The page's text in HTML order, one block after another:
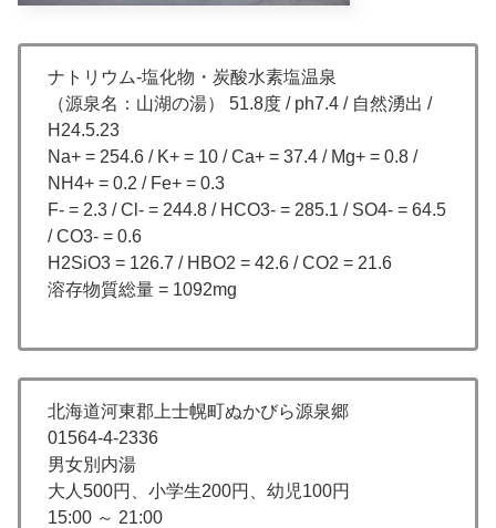
ナトリウム-塩化物・炭酸水素塩温泉
（源泉名：山湖の湯） 51.8度 / ph7.4 / 自然湧出 /
H24.5.23
Na+ = 254.6 / K+ = 10 / Ca+ = 37.4 / Mg+ = 0.8 /
NH4+ = 0.2 / Fe+ = 0.3
F- = 2.3 / Cl- = 244.8 / HCO3- = 285.1 / SO4- = 64.5
/ CO3- = 0.6
H2SiO3 = 126.7 / HBO2 = 42.6 / CO2 = 21.6
溶存物質総量 = 1092mg
北海道河東郡上士幌町ぬかびら源泉郷
01564-4-2336
男女別内湯
大人500円、小学生200円、幼児100円
15:00 ～ 21:00